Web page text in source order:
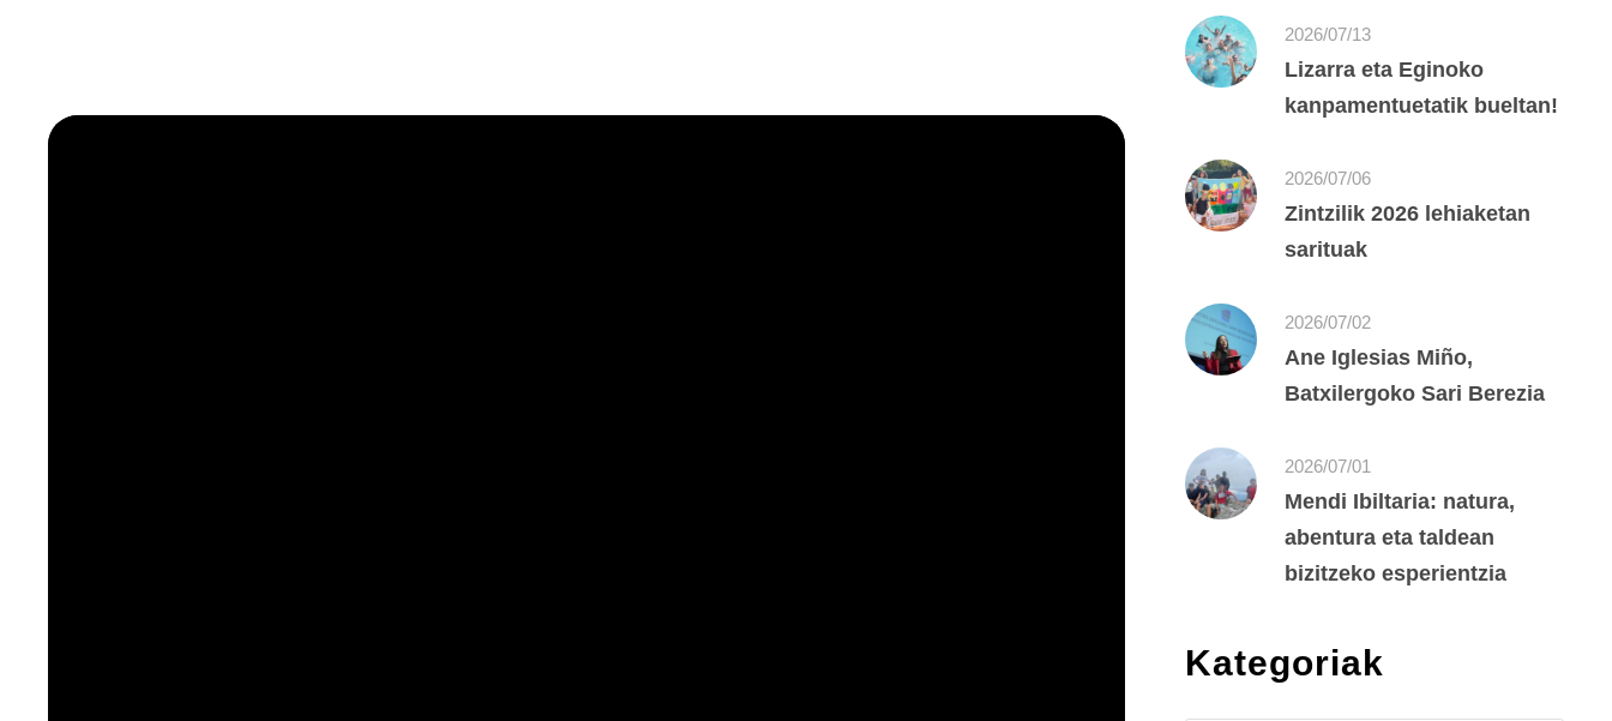
2026/07/13
Lizarra eta Eginoko
kanpamentuetatik bueltan!
2026/07/06
Zintzilik 2026 lehiaketan
sarituak
2026/07/02
Ane Iglesias Miño,
Batxilergoko Sari Berezia
2026/07/01
Mendi Ibiltaria: natura,
abentura eta taldean
bizitzeko esperientzia
Kategoriak